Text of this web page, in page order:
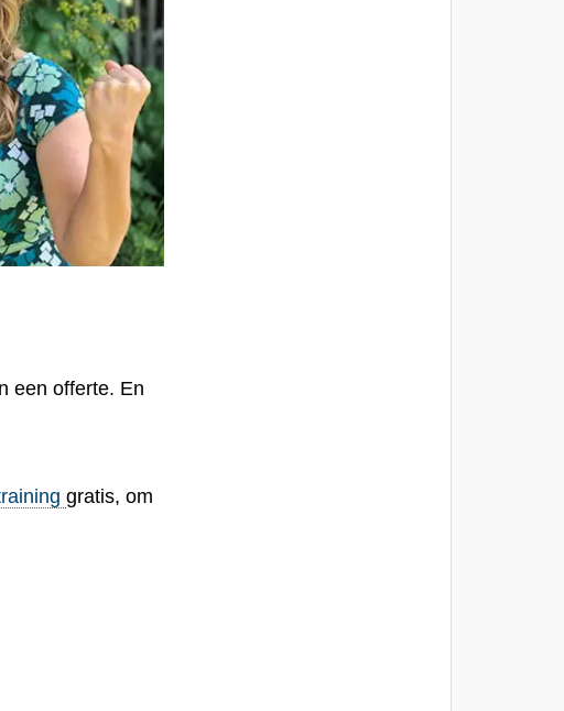
een offerte. En
gratis, om